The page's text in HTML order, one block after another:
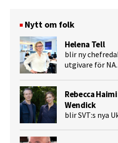
Nytt om folk
Helena Tell
blir ny
utgivare för NA.
Rebecca
Wendick
blir SVT:s nya